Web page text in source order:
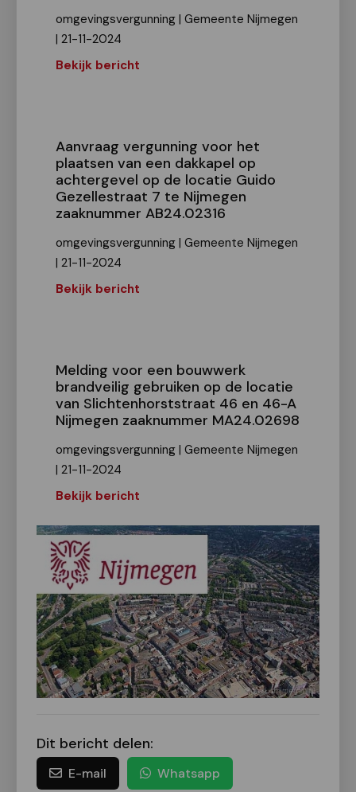
omgevingsvergunning | Gemeente Nijmegen
| 21-11-2024
Bekijk bericht
Aanvraag vergunning voor het
plaatsen van een dakkapel op
achtergevel op de locatie Guido
Gezellestraat 7 te Nijmegen
zaaknummer AB24.02316
omgevingsvergunning | Gemeente Nijmegen
| 21-11-2024
Bekijk bericht
Melding voor een bouwwerk
brandveilig gebruiken op de locatie
van Slichtenhorststraat 46 en 46-A
Nijmegen zaaknummer MA24.02698
omgevingsvergunning | Gemeente Nijmegen
| 21-11-2024
Bekijk bericht
Dit bericht delen:
E-mail Whatsapp